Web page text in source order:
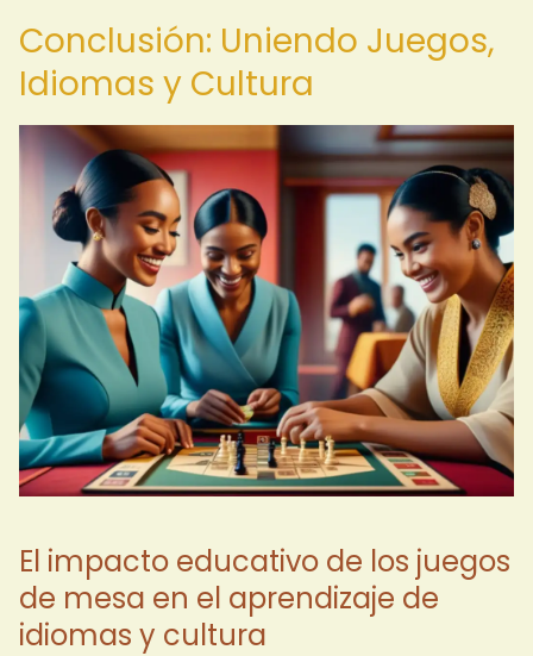
Conclusión: Uniendo Juegos,
Idiomas y Cultura
El impacto educativo de los juegos
de mesa en el aprendizaje de
idiomas y cultura